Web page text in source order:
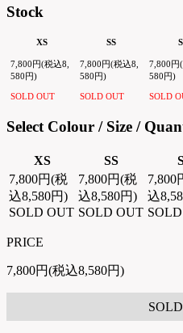
Stock
XS SS S
7,800円(税込8,
580円)
SOLD OUT
7,800円(税込8,
580円)
SOLD OUT
7,800円(
580円)
SOLD
Select Colour / Size /
XS SS
7,800円(税
込8,580円)
SOLD OUT
7,800円(税
込8,580円)
SOLD OUT
7,800
込
PRICE
7,800円(税込8,580円)